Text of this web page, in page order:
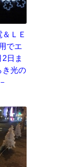
ＬＥ
でエ
日ま
き光の